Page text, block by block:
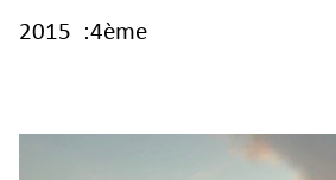
2015 :4ème